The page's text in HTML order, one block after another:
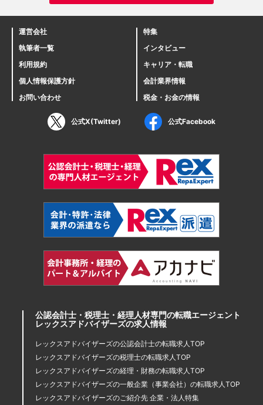
運営会社
執筆者一覧
利用規約
個人情報保護方針
お問い合わせ
特集
インタビュー
キャリア・転職
会計業界情報
税金・お金の情報
公式X(Twitter) 公式Facebook
公認会計士・税理士・経理人材専門の転職エージェント
レックスアドバイザーズの求人情報
レックスアドバイザーズの公認会計士の転職求人TOP
レックスアドバイザーズの税理士の転職求人TOP
レックスアドバイザーズの経理・財務の転職求人TOP
レックスアドバイザーズの一般企業（事業会社）の転職求人TOP
レックスアドバイザーズのご紹介先 企業・法人特集